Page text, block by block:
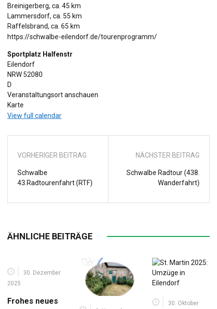
Breinigerberg, ca. 45 km
Lammersdorf, ca. 55 km
Raffelsbrand, ca. 65 km
https://schwalbe-eilendorf.de/tourenprogramm/
Sportplatz Halfenstr
Eilendorf
NRW 52080
D
Veranstaltungsort anschauen
Karte
Halfenstr
View full calendar
VORHERIGER BEITRAG
Schwalbe
43.Radtourenfahrt (RTF)
NÄCHSTER BEITRAG
Schwalbe Radtour (438.
Wanderfahrt)
ÄHNLICHE BEITRÄGE
30. Dezember
2025
Frohes neues
30. Oktober